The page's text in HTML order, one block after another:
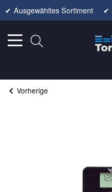
✔ Ausgewähltes Sortiment ✔
Vorherige